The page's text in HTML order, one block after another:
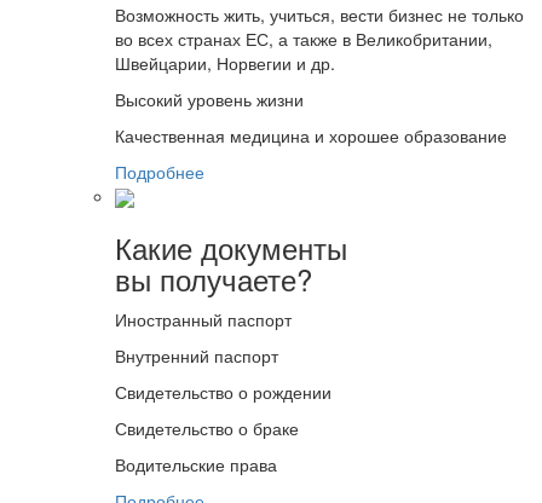
Возможность жить, учиться, вести бизнес не только
во всех странах ЕС, а также в Великобритании,
Швейцарии, Норвегии и др.
Высокий уровень жизни
Качественная медицина и хорошее образование
Подробнее
Какие документы
вы получаете?
Иностранный паспорт
Внутренний паспорт
Свидетельство о рождении
Свидетельство о браке
Водительские права